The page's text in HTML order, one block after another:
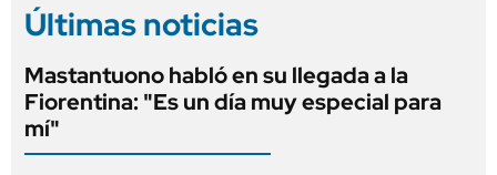
Últimas noticias
Mastantuono habló en su llegada a la
Fiorentina: "Es un día muy especial para
mí"